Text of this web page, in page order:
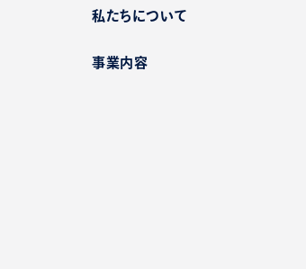
私たちについて
事業内容